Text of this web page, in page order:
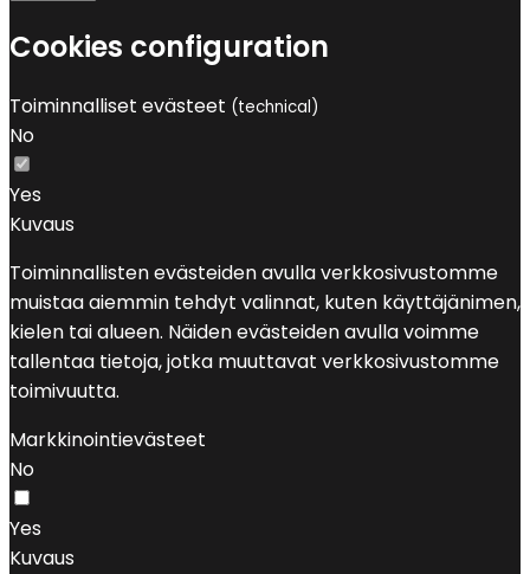
Cookies configuration
Toiminnalliset evästeet (technical)
No
Yes
Kuvaus
Toiminnallisten evästeiden avulla verkkosivustomme
muistaa aiemmin tehdyt valinnat, kuten käyttäjänimen,
kielen tai alueen. Näiden evästeiden avulla voimme
tallentaa tietoja, jotka muuttavat verkkosivustomme
toimivuutta.
Markkinointievästeet
No
Yes
Kuvaus